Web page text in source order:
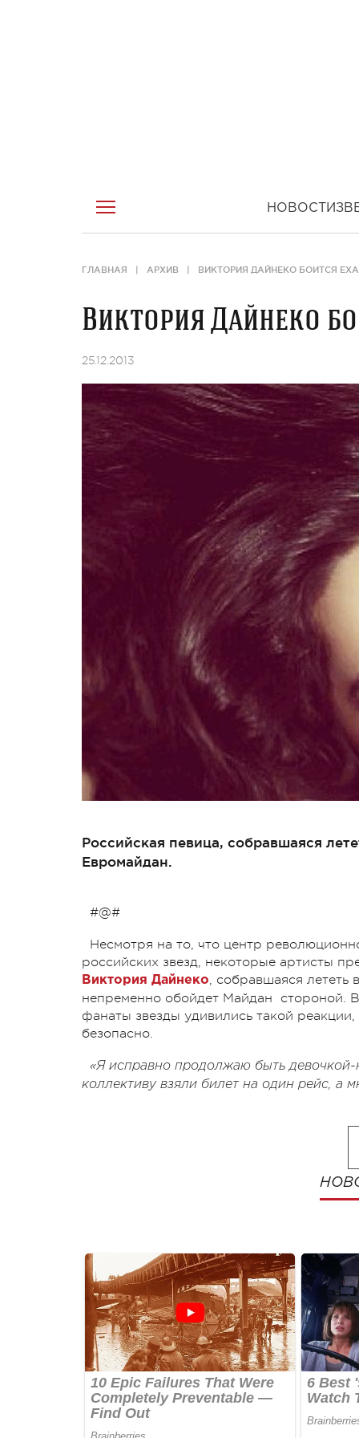
НОВОСТИ
ГЛАВНАЯ АРХИВ ВИКТОРИЯ ДАЙНЕКО БОИТСЯ
Виктория Дайнеко
25.12.2013
Российская певица, собравшаяся
Евромайдан.
#@#
Несмотря на то, что центр
российских звезд, некоторые артисты
Виктория Дайнеко, собравшаяся лететь
непременно обойдет Майдан стороной. В
фанаты звезды удивились такой
безопасно.
«Я исправно продолжаю быть
коллективу взяли билет на один рейс, а